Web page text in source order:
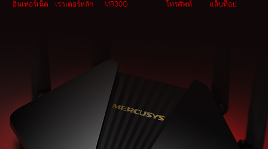
อินเทอร์เน็ต เราเตอร์หลัก MR30G โทรศัพท์ แล็บท็อป